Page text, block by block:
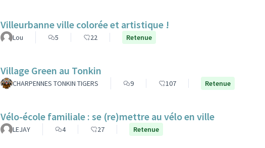
Villeurbanne ville colorée et artistique !
Lou 5 22 Retenue
Village Green au Tonkin
CHARPENNES TONKIN TIGERS 9 107 Retenue
Vélo-école familiale : se (re)mettre au vélo en ville
LEJAY 4 27 Retenue